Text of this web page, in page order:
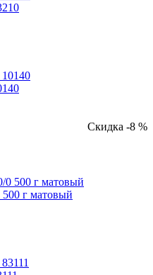
Скидка -8 %
г матовый